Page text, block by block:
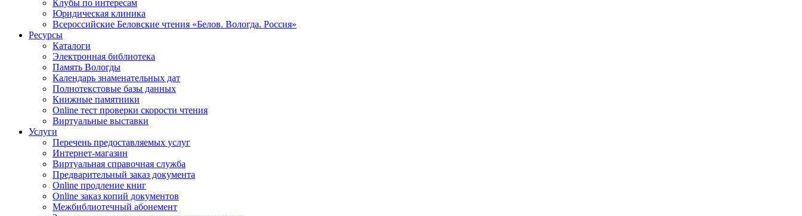
Клубы по интересам
Юридическая клиника
Всероссийские Беловские чтения «Белов. Вологда. Россия»
Ресурсы
Каталоги
Электронная библиотека
Память Вологды
Календарь знаменательных дат
Полнотекстовые базы данных
Книжные памятники
Online тест проверки скорости чтения
Виртуальные выставки
Услуги
Перечень предоставляемых услуг
Интернет-магазин
Виртуальная справочная служба
Предварительный заказ документа
Online продление книг
Online заказ копий документов
Межбиблиотечный абонемент